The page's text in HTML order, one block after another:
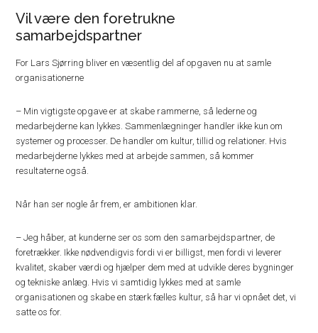
Vil være den foretrukne
samarbejdspartner
For Lars Sjørring bliver en væsentlig del af opgaven nu at samle
organisationerne
– Min vigtigste opgave er at skabe rammerne, så lederne og
medarbejderne kan lykkes. Sammenlægninger handler ikke kun om
systemer og processer. De handler om kultur, tillid og relationer. Hvis
medarbejderne lykkes med at arbejde sammen, så kommer
resultaterne også.
Når han ser nogle år frem, er ambitionen klar.
– Jeg håber, at kunderne ser os som den samarbejdspartner, de
foretrækker. Ikke nødvendigvis fordi vi er billigst, men fordi vi leverer
kvalitet, skaber værdi og hjælper dem med at udvikle deres bygninger
og tekniske anlæg. Hvis vi samtidig lykkes med at samle
organisationen og skabe en stærk fælles kultur, så har vi opnået det, vi
satte os for.